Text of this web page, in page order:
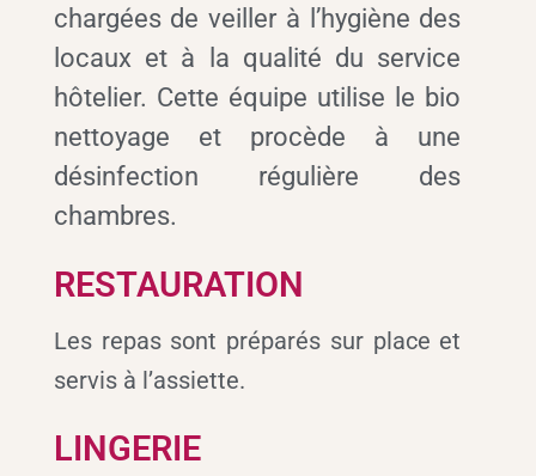
chargées de veiller à l’hygiène des
locaux et à la qualité du service
hôtelier. Cette équipe utilise le bio
nettoyage et procède à une
désinfection régulière des
chambres.
RESTAURATION
Les repas sont préparés sur place et
servis à l’assiette.
LINGERIE